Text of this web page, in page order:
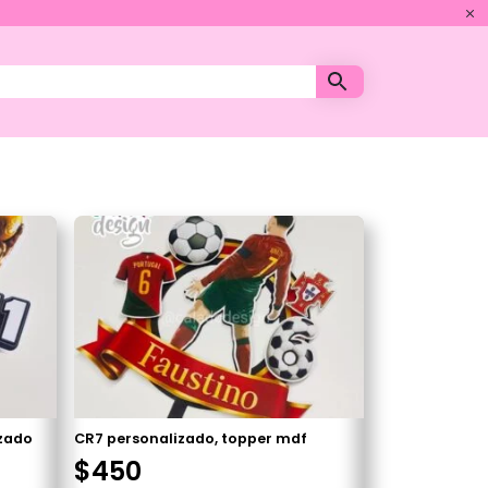
CR7 personalizado, topper mdf
$450